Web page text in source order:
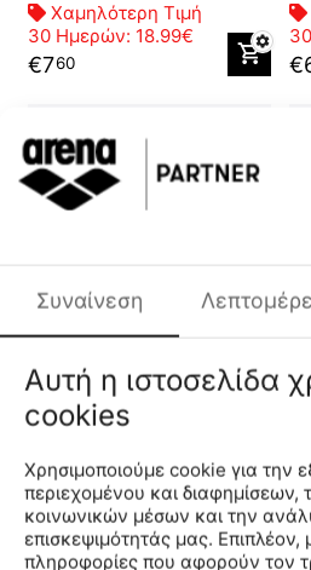
Χαμηλότερη Τιμή
30 Ημερών: 18.99€
€760 €
Arena Arena Water Tribe
Kids Boy Bri Παιδικό Μαγιό
CODE:
1B470-80
1Y 2Y
Χαμηλότερη Τιμή
30 Ημερών:15.99€
€640
1Y
€
Συναίνεση
Αυτή η ιστοσελίδα
cookies
Χρησιμοποιούμε cookie για την
περιεχομένου και διαφημίσεων,
κοινωνικών μέσων και την
επισκεψιμότητάς μας. Επιπλέον,
πληροφορίες που αφορούν τον